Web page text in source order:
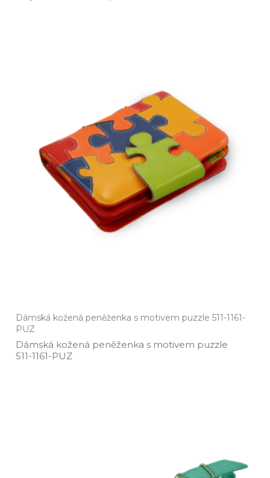
Dámská kožená peněženka s motivem puzzle 511-1161-
PUZ
Dámská kožená peněženka s motivem puzzle
511­-1161­-PUZ